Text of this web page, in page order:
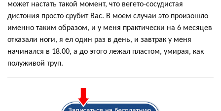
может настать такой момент, что вегето-сосудистая
дистония просто срубит Вас. В моем случаи это произошло
именно таким образом, и у меня практически на 6 месяцев
отказали ноги, я ел один раз в день, и завтрак у меня
начинался в 18.00, а до этого лежал пластом, умирая, как
полуживой труп.